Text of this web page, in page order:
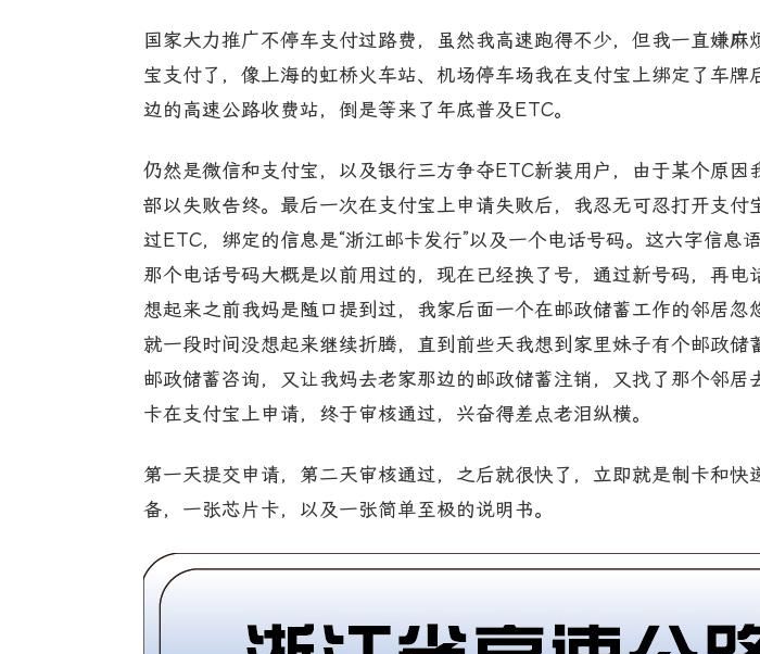
国家大力推广不停车支付过路费，虽然我高速跑得不少，但我一直嫌
宝支付了，像上海的虹桥火车站、机场停车场我在支付宝上绑定了车
边的高速公路收费站，倒是等来了年底普及ETC。
仍然是微信和支付宝，以及银行三方争夺ETC新装用户，由于某个原
部以失败告终。最后一次在支付宝上申请失败后，我忍无可忍打开支
过ETC，绑定的信息是“浙江邮卡发行”以及一个电话号码。这六字信息
那个电话号码大概是以前用过的，现在已经换了号，通过新号码，再
想起来之前我妈是随口提到过，我家后面一个在邮政储蓄工作的邻居
就一段时间没想起来继续折腾，直到前些天我想到家里妹子有个邮政
邮政储蓄咨询，又让我妈去老家那边的邮政储蓄注销，又找了那个邻
卡在支付宝上申请，终于审核通过，兴奋得差点老泪纵横。
第一天提交申请，第二天审核通过，之后就很快了，立即就是制卡和
备，一张芯片卡，以及一张简单至极的说明书。